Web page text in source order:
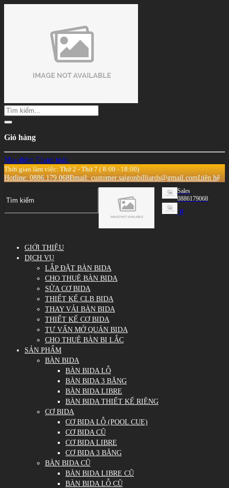
Giỏ hàng
Mua thêm Thanh toán
Thời gian làm việc: Thứ 2 - Thứ 7 ( 8:00 - 18:00)
Hotline: 0886.179.068Email: customer.saigonbilliards@gmail.comLiên hệ
Sales
0886179068
0
GIỚI THIỆU
DỊCH VỤ
LẮP ĐẶT BÀN BIDA
CHO THUÊ BÀN BIDA
SỬA CƠ BIDA
THIẾT KẾ CLB BIDA
THAY VẢI BÀN BIDA
THIẾT KẾ CƠ BIDA
TƯ VẤN MỞ QUÁN BIDA
CHO THUÊ BÀN BI LẮC
SẢN PHẨM
BÀN BIDA
BÀN BIDA LỖ
BÀN BIDA 3 BĂNG
BÀN BIDA LIBRE
BÀN BIDA THIẾT KẾ RIÊNG
CƠ BIDA
CƠ BIDA LỖ (POOL CUE)
CƠ BIDA CŨ
CƠ BIDA LIBRE
CƠ BIDA 3 BĂNG
BÀN BIDA CŨ
BÀN BIDA LIBRE CŨ
BÀN BIDA LỖ CŨ